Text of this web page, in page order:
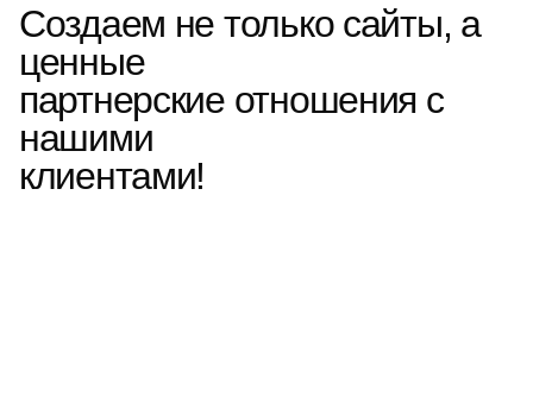
Создаем не только сайты, а
ценные
партнерские отношения с
нашими
клиентами!